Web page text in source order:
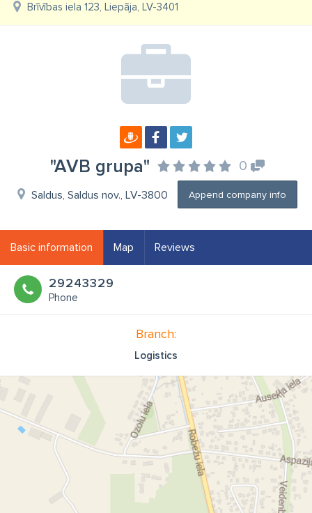
Brīvības iela 123, Liepāja, LV-3401
"AVB grupa" 0
Saldus, Saldus nov., LV-3800 Append company info
Basic information Map Reviews
29243329
Phone
Branch:
Logistics